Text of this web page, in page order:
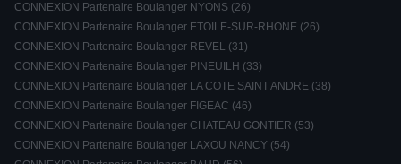
CONNEXION Partenaire Boulanger NYONS (26)
CONNEXION Partenaire Boulanger ETOILE-SUR-RHONE (26)
CONNEXION Partenaire Boulanger REVEL (31)
CONNEXION Partenaire Boulanger PINEUILH (33)
CONNEXION Partenaire Boulanger LA COTE SAINT ANDRE (38)
CONNEXION Partenaire Boulanger FIGEAC (46)
CONNEXION Partenaire Boulanger CHATEAU GONTIER (53)
CONNEXION Partenaire Boulanger LAXOU NANCY (54)